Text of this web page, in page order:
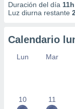
Duración del día
Luz diurna restante
Calendario
Lun Mar
10 11